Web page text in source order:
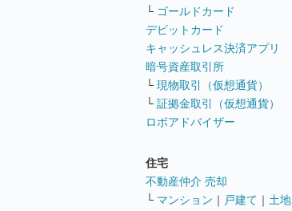
└ ゴールドカード
デビットカード
キャッシュレス決済アプリ
暗号資産取引所
└ 現物取引（仮想通貨）
└ 証拠金取引（仮想通貨）
ロボアドバイザー
住宅
不動産仲介 売却
└ マンション ｜ 戸建て ｜ 土地